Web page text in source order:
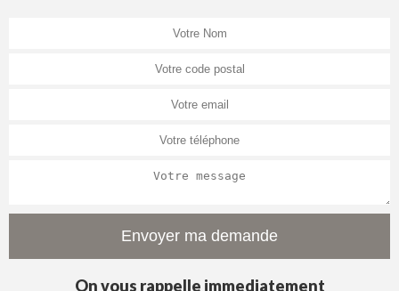
On vous rappelle immediatement